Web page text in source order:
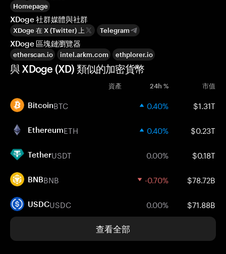
Homepage
XDoge 社群媒體與社群
XDoge 在 X (Twitter) 上 Telegram
XDoge 區塊鏈瀏覽器
etherscan.io intel.arkm.com ethplorer.io
與 XDoge (XD) 類似的加密貨幣
資產 24h % 市值
BitcoinBTC 0.40% $1.31T
EthereumETH 0.40% $0.23T
TetherUSDT 0.00% $0.18T
BNBBNB -0.70% $78.72B
USDCUSDC 0.00% $71.88B
查看全部